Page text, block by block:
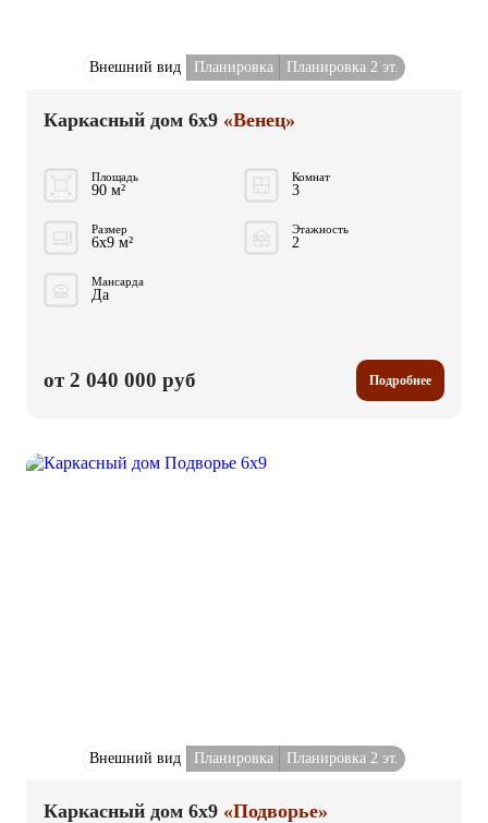
Внешний вид Планировка Планировка 2 эт.
Каркасный дом 6x9 «Венец»
Площадь
90 м²
Комнат
3
Размер
6x9 м²
Этажность
2
Мансарда
Да
от 2 040 000 руб Подробнее
Внешний вид Планировка Планировка 2 эт.
Каркасный дом 6x9 «Подворье»